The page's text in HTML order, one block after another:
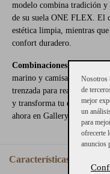
modelo combina tradición
de su suela ONE FLEX. El
estética limpia, mientras
confort duradero.
Combinaciones posibles:
marino y camisas blancas
trenzada para realzar el
y transforma tu estilo con
ahora en Gallery Carrilé!
Características
Nosotros
de
mejor
un
para
ofrecerte
anuncios